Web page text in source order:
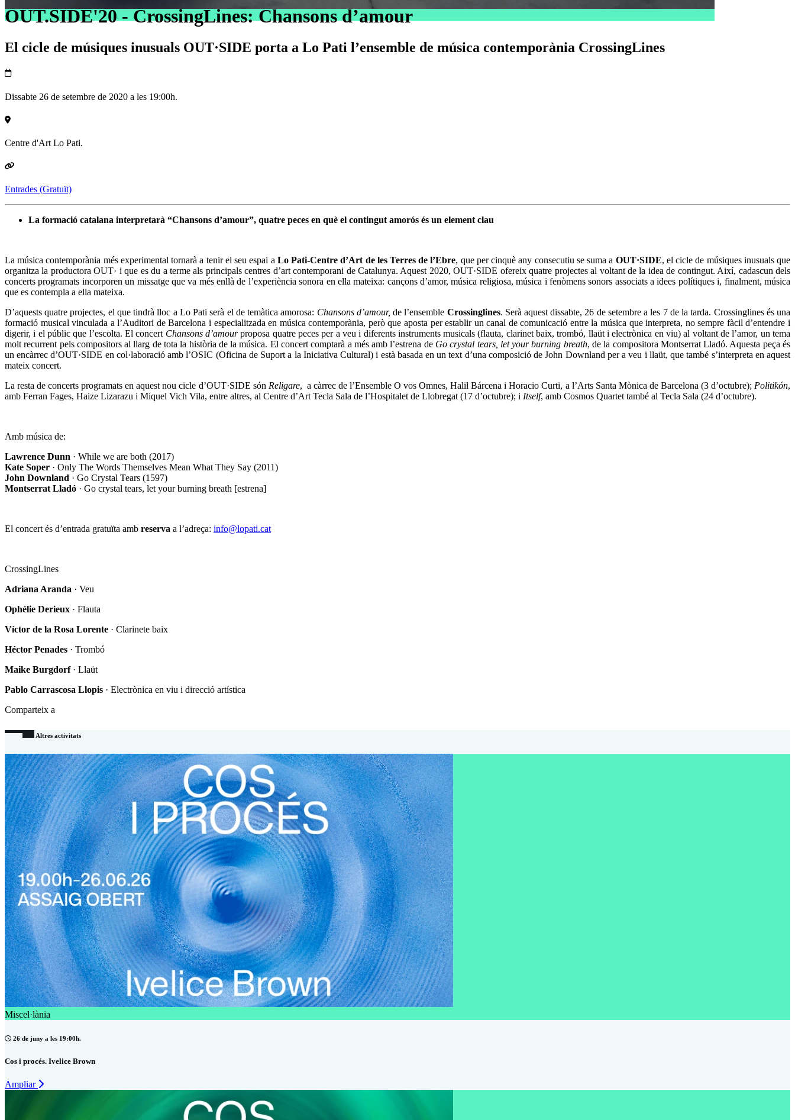
OUT.SIDE'20 - CrossingLines: Chansons d’amour
El cicle de músiques inusuals OUT·SIDE porta a Lo Pati l’ensemble de música contemporània CrossingLines
Dissabte 26 de setembre de 2020 a les 19:00h.
Centre d'Art Lo Pati.
Entrades (Gratuït)
La formació catalana interpretarà “Chansons d’amour”, quatre peces en què el contingut amorós és un element clau
La música contemporània més experimental tornarà a tenir el seu espai a Lo Pati-Centre d’Art de les Terres de l’Ebre, que per cinquè any consecutiu se suma a OUT·SIDE, el cicle de músiques inusuals que
organitza la productora OUT· i que es du a terme als principals centres d’art contemporani de Catalunya. Aquest 2020, OUT·SIDE ofereix quatre projectes al voltant de la idea de contingut. Així, cadascun dels
concerts programats incorporen un missatge que va més enllà de l’experiència sonora en ella mateixa: cançons d’amor, música religiosa, música i fenòmens sonors associats a idees polítiques i, finalment, música
que es contempla a ella mateixa.
D’aquests quatre projectes, el que tindrà lloc a Lo Pati serà el de temàtica amorosa: Chansons d’amour,de l’ensemble Crossinglines. Serà aquest dissabte, 26 de setembre a les 7 de la tarda. Crossinglines és una
formació musical vinculada a l’Auditori de Barcelona i especialitzada en música contemporània, però que aposta per establir un canal de comunicació entre la música que interpreta, no sempre fàcil d’entendre i
digerir, i el públic que l’escolta. El concert Chansons d’amourproposa quatre peces per a veu i diferents instruments musicals (flauta, clarinet baix, trombó, llaüt i electrònica en viu) al voltant de l’amor, un tema
molt recurrent pels compositors al llarg de tota la història de la música. El concert comptarà a més amb l’estrena de Go crystal tears, let your burning breath, de la compositora Montserrat Lladó. Aquesta peça és
un encàrrec d’OUT·SIDE en col·laboració amb l’OSIC (Oficina de Suport a la Iniciativa Cultural) i està basada en un text d’una composició de John Downland per a veu i llaüt, que també s’interpreta en aquest
mateix concert.
La resta de concerts programats en aquest nou cicle d’OUT·SIDE són Religare, a càrrec de l’Ensemble O vos Omnes, Halil Bárcena i Horacio Curti, a l’Arts Santa Mònica de Barcelona (3 d’octubre); Politikón,
amb Ferran Fages, Haize Lizarazu i Miquel Vich Vila, entre altres, al Centre d’Art Tecla Sala de l’Hospitalet de Llobregat (17 d’octubre); i Itself, amb Cosmos Quartet també al Tecla Sala (24 d’octubre).
Amb música de:
Lawrence Dunn · While we are both (2017)
Kate Soper · Only The Words Themselves Mean What They Say (2011)
John Downland · Go Crystal Tears (1597)
Montserrat Lladó · Go crystal tears, let your burning breath [estrena]
El concert és d’entrada gratuïta amb reserva a l’adreça: info@lopati.cat
CrossingLines
Adriana Aranda · Veu
Ophélie Derieux · Flauta
Víctor de la Rosa Lorente · Clarinete baix
Héctor Penades · Trombó
Maike Burgdorf · Llaüt
Pablo Carrascosa Llopis · Electrònica en viu i direcció artística
Comparteix a
Altres activitats
Miscel·lània
26 de juny a les 19:00h.
Cos i procés. Ivelice Brown
Ampliar